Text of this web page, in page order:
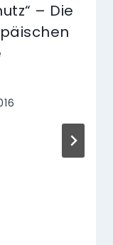
– Die